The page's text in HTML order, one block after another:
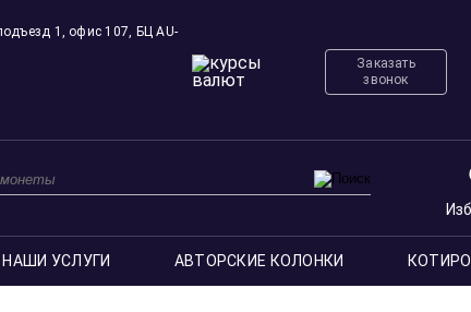
1, офис 107, БЦ AU-
Заказать
звонок
НАШИ УСЛУГИ АВТОРСКИЕ КОЛОНКИ